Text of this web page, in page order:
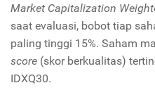
Market Capitalization
saat evaluasi, bobot tiap
paling tinggi 15%. Saham
score (skor berkualitas)
IDXQ30.